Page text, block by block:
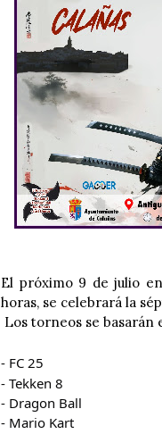
El próximo 9 de julio
horas, se celebrará la
Los torneos se basarán
- FC 25
- Tekken 8
- Dragon Ball
- Mario Kart